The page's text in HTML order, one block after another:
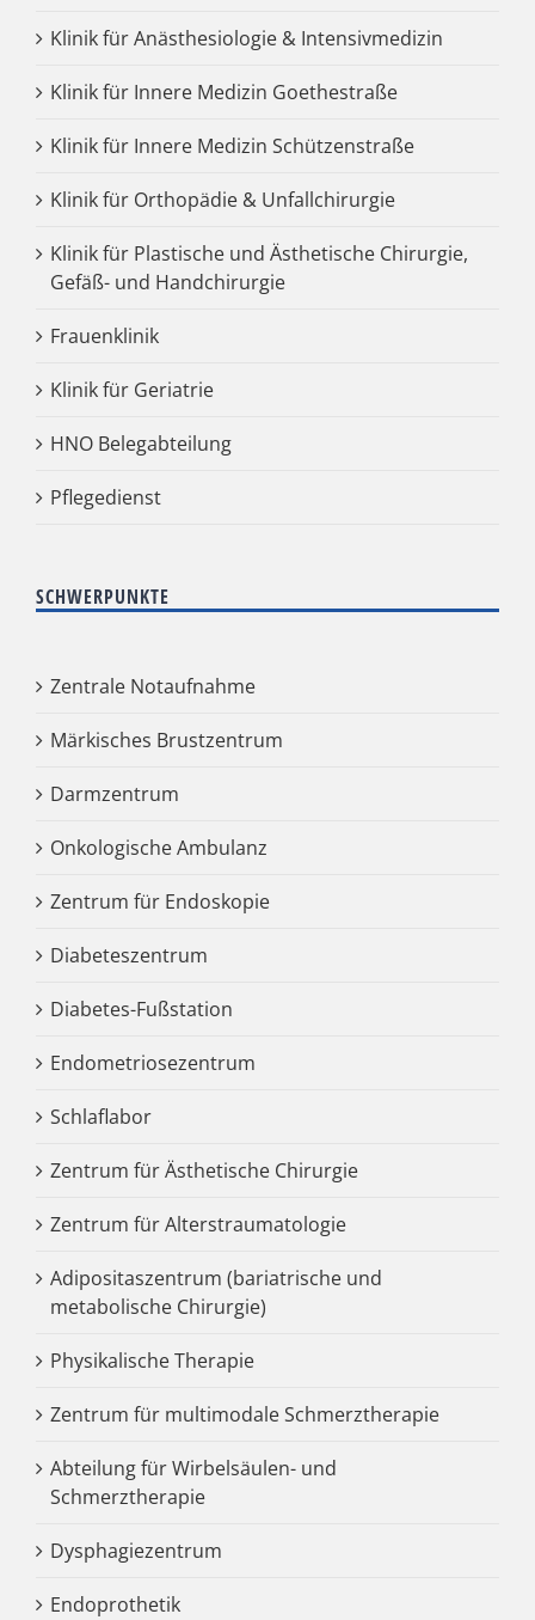
Klinik für Anästhesiologie & Intensivmedizin
Klinik für Innere Medizin Goethestraße
Klinik für Innere Medizin Schützenstraße
Klinik für Orthopädie & Unfallchirurgie
Klinik für Plastische und Ästhetische Chirurgie,
Gefäß- und Handchirurgie
Frauenklinik
Klinik für Geriatrie
HNO Belegabteilung
Pflegedienst
SCHWERPUNKTE
Zentrale Notaufnahme
Märkisches Brustzentrum
Darmzentrum
Onkologische Ambulanz
Zentrum für Endoskopie
Diabeteszentrum
Diabetes-Fußstation
Endometriosezentrum
Schlaflabor
Zentrum für Ästhetische Chirurgie
Zentrum für Alterstraumatologie
Adipositaszentrum (bariatrische und
metabolische Chirurgie)
Physikalische Therapie
Zentrum für multimodale Schmerztherapie
Abteilung für Wirbelsäulen- und
Schmerztherapie
Dysphagiezentrum
Endoprothetik